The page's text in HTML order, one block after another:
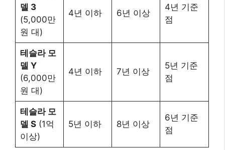
델 3
(5,000만
원 대)
4년 이하 6년 이상
4년 기준
점
테슬라 모
델 Y
(6,000만
원 대)
4년 이하 7년 이상
5년 기준
점
테슬라 모
델 S(1억
이상)
5년 이하 8년 이상
6년 기준
점